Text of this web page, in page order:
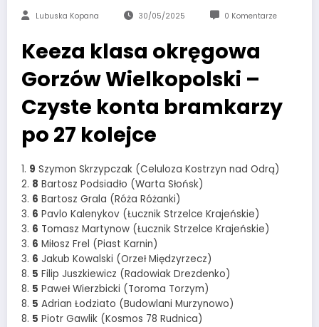
Lubuska Kopana 30/05/2025 0 Komentarze
Keeza klasa okręgowa
Gorzów Wielkopolski –
Czyste konta bramkarzy
po 27 kolejce
1. 9 Szymon Skrzypczak (Celuloza Kostrzyn nad Odrą)
2. 8 Bartosz Podsiadło (Warta Słońsk)
3. 6 Bartosz Grala (Róża Różanki)
3. 6 Pavlo Kalenykov (Łucznik Strzelce Krajeńskie)
3. 6 Tomasz Martynow (Łucznik Strzelce Krajeńskie)
3. 6 Miłosz Frel (Piast Karnin)
3. 6 Jakub Kowalski (Orzeł Międzyrzecz)
8. 5 Filip Juszkiewicz (Radowiak Drezdenko)
8. 5 Paweł Wierzbicki (Toroma Torzym)
8. 5 Adrian Łodziato (Budowlani Murzynowo)
8. 5 Piotr Gawlik (Kosmos 78 Rudnica)